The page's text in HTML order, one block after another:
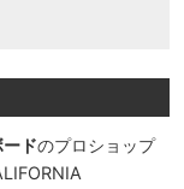
ドのプロショップ